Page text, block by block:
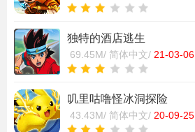
独特的酒店逃生
69.45M/ 简体中文/ 21-03-06
叽里咕噜怪冰洞探险
43.43M/ 简体中文/ 20-09-25